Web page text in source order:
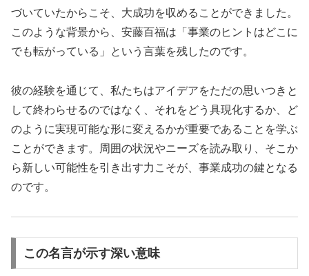
づいていたからこそ、大成功を収めることができました。
このような背景から、安藤百福は「事業のヒントはどこに
でも転がっている」という言葉を残したのです。
彼の経験を通じて、私たちはアイデアをただの思いつきと
して終わらせるのではなく、それをどう具現化するか、ど
のように実現可能な形に変えるかが重要であることを学ぶ
ことができます。周囲の状況やニーズを読み取り、そこか
ら新しい可能性を引き出す力こそが、事業成功の鍵となる
のです。
この名言が示す深い意味